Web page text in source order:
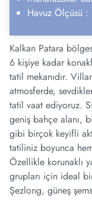
Havuz Ölçüsü
Kalkan Patara
6 kişiye kadar
tatil mekanıdır.
atmosferde,
tatil vaat ediyoruz.
geniş bahçe alanı,
gibi birçok keyifli
tatiliniz boyunca
Özellikle korunaklı
grupları için ideal
Şezlong, güneş